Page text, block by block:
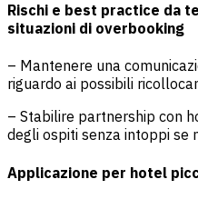
Rischi e best practice da
situazioni di overbooking
– Mantenere una
riguardo ai possibili
– Stabilire partnership con
degli ospiti senza intoppi se
Applicazione per hotel